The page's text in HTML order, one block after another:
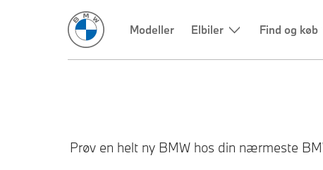
Modeller Elbiler Find og køb
Prøv en helt ny BMW hos din nærmeste